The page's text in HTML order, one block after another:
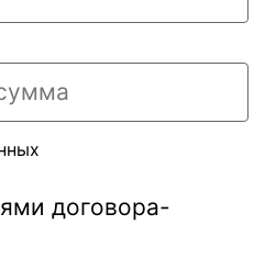
договора-